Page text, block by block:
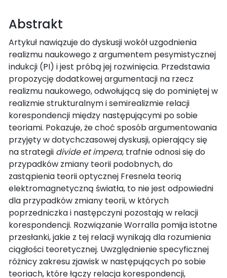
Abstrakt
Artykuł nawiązuje do dyskusji wokół uzgodnienia
realizmu naukowego z argumentem pesymistycznej
indukcji (PI) i jest próbą jej rozwinięcia. Przedstawia
propozycję dodatkowej argumentacji na rzecz
realizmu naukowego, odwołującą się do pominiętej w
realizmie strukturalnym i semirealizmie relacji
korespondencji między następującymi po sobie
teoriami. Pokazuje, że choć sposób argumentowania
przyjęty w dotychczasowej dyskusji, opierający się
na strategii divide et impera, trafnie odnosi się do
przypadków zmiany teorii podobnych, do
zastąpienia teorii optycznej Fresnela teorią
elektromagnetyczną światła, to nie jest odpowiedni
dla przypadków zmiany teorii, w których
poprzedniczka i następczyni pozostają w relacji
korespondencji. Rozwiązanie Worralla pomija istotne
przesłanki, jakie z tej relacji wynikają dla rozumienia
ciągłości teoretycznej. Uwzględnienie specyficznej
różnicy zakresu zjawisk w następujących po sobie
teoriach, które łączy relacja korespondencji,